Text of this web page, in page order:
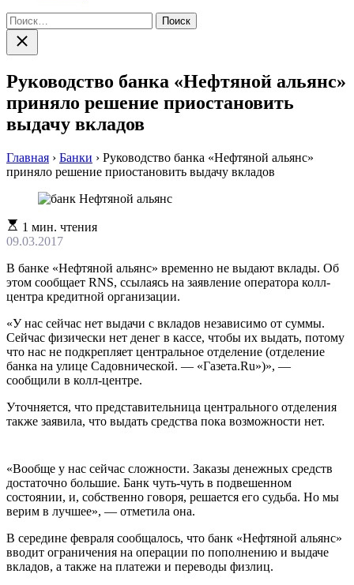
Найти:
Закрыть
поиск
Руководство банка «Нефтяной альянс»
приняло решение приостановить
выдачу вкладов
Главная › Банки › Руководство банка «Нефтяной альянс»
приняло решение приостановить выдачу вкладов
Расчетное
время
1 мин. чтения
09.03.2017
В банке «Нефтяной альянс» временно не выдают вклады. Об
этом сообщает RNS, ссылаясь на заявление оператора колл-
центра кредитной организации.
«У нас сейчас нет выдачи с вкладов независимо от суммы.
Сейчас физически нет денег в кассе, чтобы их выдать, потому
что нас не подкрепляет центральное отделение (отделение
банка на улице Садовнической. — «Газета.Ru»)», —
сообщили в колл-центре.
Уточняется, что представительница центрального отделения
также заявила, что выдать средства пока возможности нет.
«Вообще у нас сейчас сложности. Заказы денежных средств
достаточно большие. Банк чуть-чуть в подвешенном
состоянии, и, собственно говоря, решается его судьба. Но мы
верим в лучшее», — отметила она.
В середине февраля сообщалось, что банк «Нефтяной альянс»
вводит ограничения на операции по пополнению и выдаче
вкладов, а также на платежи и переводы физлиц.